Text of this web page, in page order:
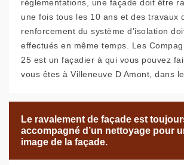
règlementations, une façade doit être
une fois tous les 10 ans et des travaux
renforcement du système d’isolation
effectués en même temps. Les
25 est un façadier à qui vous pouvez
vous êtes à Villeneuve D Amont, dans
Le ravalement de façade est
accompagné d’un nettoyage pour
image de la façade.